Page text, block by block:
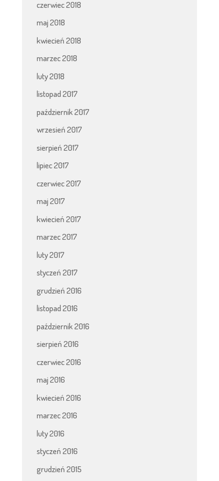
czerwiec 2018
maj 2018
kwiecień 2018
marzec 2018
luty 2018
listopad 2017
październik 2017
wrzesień 2017
sierpień 2017
lipiec 2017
czerwiec 2017
maj 2017
kwiecień 2017
marzec 2017
luty 2017
styczeń 2017
grudzień 2016
listopad 2016
październik 2016
sierpień 2016
czerwiec 2016
maj 2016
kwiecień 2016
marzec 2016
luty 2016
styczeń 2016
grudzień 2015